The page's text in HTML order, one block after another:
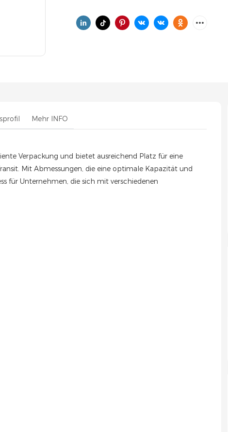
Mehr INFO
Verpackung und bietet ausreichend Platz für eine
Mit Abmessungen, die eine optimale Kapazität und
für Unternehmen, die sich mit verschiedenen